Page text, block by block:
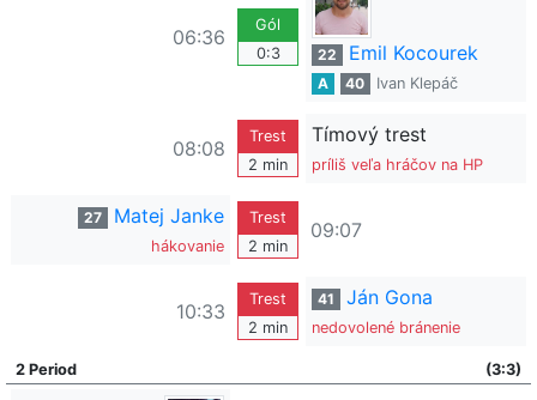
06:36
Gól
0:3
22 Emil Kocourek
A 40 Ivan Klepáč
08:08
Trest
2 min
Tímový trest
príliš veľa hráčov na HP
27 Matej Janke
hákovanie
Trest
2 min
09:07
10:33
Trest
2 min
41 Ján Gona
nedovolené bránenie
2 Period (3:3)